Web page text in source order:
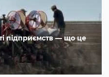
підприємств — що це